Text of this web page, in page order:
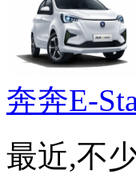
奔奔E-
最近,不